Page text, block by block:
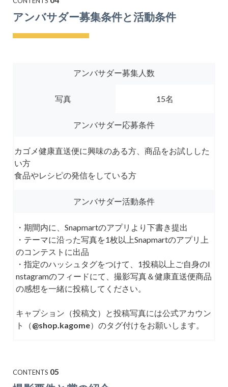
アンバサダー募集条件と活動条件
アンバサダー募集人数
写真 15名
アンバサダー応募条件
カゴメ健康直送便に興味のある方、商品をお試しした
い方
食品やレシピの発信をしている方
アンバサダー活動条件
・期間内に、Snapmartのアプリより下書き提出
・テーマに沿った写真を1枚以上Snapmartのアプリ上
のコンテストに出品
・指定のハッシュタグをつけて、1投稿以上ご自身のI
nstagramのフィードにて、撮影写真＆健康直送便商品
の感想を一緒に投稿してください。
キャプション（投稿文）と投稿写真には公式アカウン
ト（@shop.kagome）のタグ付けをお願いします。
CONTENTS 05